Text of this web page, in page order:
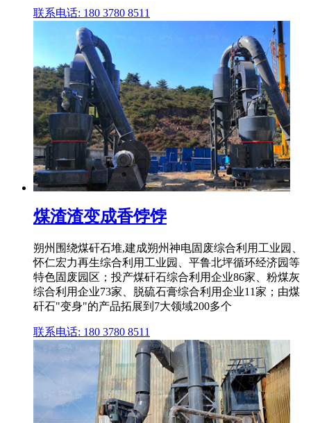
联系电话: 180 3780 8511
煤渣渣变成香饽饽
朔州围绕煤矸石堆,建成朔州神电固废综合利用工业园、
怀仁宏力再生综合利用工业园、平鲁北坪循环经济园等
特色固废园区；投产煤矸石综合利用企业86家、粉煤灰
综合利用企业73家、脱硫石膏综合利用企业11家；由煤
矸石"变身"的产品拓展到7大领域200多个
联系电话: 180 3780 8511